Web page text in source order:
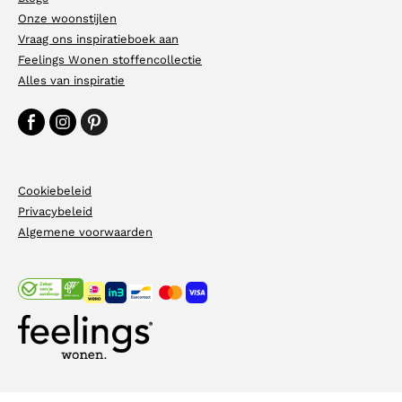
Onze woonstijlen
Vraag ons inspiratieboek aan
Feelings Wonen stoffencollectie
Alles van inspiratie
Cookiebeleid
Privacybeleid
Algemene voorwaarden